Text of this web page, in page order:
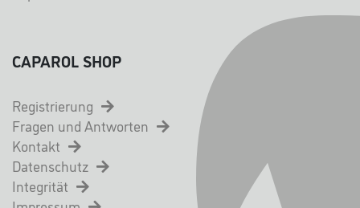
CAPAROL SHOP
Registrierung
Fragen und Antworten
Kontakt
Datenschutz
Integrität